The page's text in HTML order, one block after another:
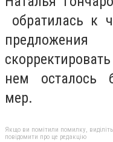
обратилась к
нем осталось
мер.
Якщо ви помітили помилку,
повідомити про це редакцію